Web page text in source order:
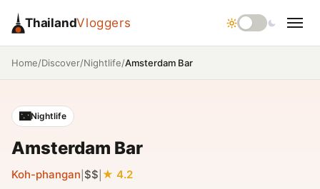
ThailandVloggers
Home/Discover/Nightlife/Amsterdam Bar
🌃Nightlife
Amsterdam Bar
Koh-phangan $$ 4.2